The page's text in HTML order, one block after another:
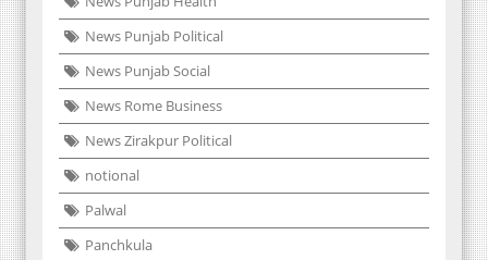
News Punjab Political
News Punjab Social
News Rome Business
News Zirakpur Political
notional
Palwal
Panchkula